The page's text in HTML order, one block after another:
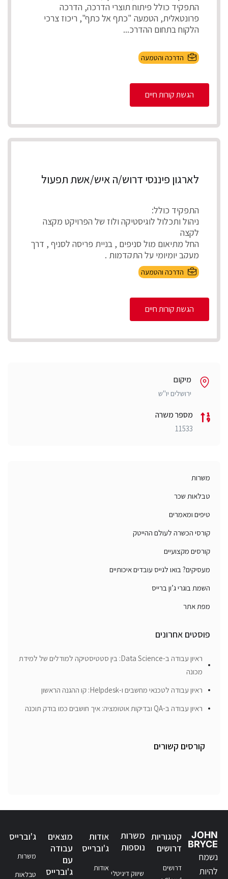
התפקיד כולל פיתוח תוצרי הדרכה, הדרכה
פרונטאלית, הטמעה "כתף אל כתף", ריכוז צרכי
הלקוח בתחום ההדרכ...
הדרכה והטמעה
הגשת קורות חיים
לארגון פיננסי דרוש/ה איש/אשת תפעול
התפקיד כולל:
ניהול ותכלול לוגיסטיקה ולוז של הפרויקט מקצה
לקצה
החל מתיאום מול סניפים , בניית פריסה לסניף , דרך
מעקב יומיומי על התקדמות .
...
הדרכה והטמעה
הגשת קורות חיים
מיקום
ירושלים יו"ש
מספר משרה
11533
משרות
טבלאות שכר
טיפים ומאמרים
קורסי הכשרה לעולם ההייטק
קורסים מקצועיים
מעסיקים? בואו לגייס עובדים איכותיים
השמת בוגרי ג’ון ברייס
מפת אתר
פוסטים אחרונים
ראיון עבודה ב-Data Science: בין סטטיסטיקה למודלים של למידת
מכונה
ראיון עבודה לטכנאי מחשבים ו-Helpdesk: קו ההגנה הראשון
ראיון עבודה ב-QA ובדיקות אוטומציה: איך חושבים כמו בודק תוכנה
קורסים קשורים
JOHN
BRYCE
נשמח
להיות
קטגוריות
דרושים
דרושים
משרות
נוספות
שיווק דיגיטלי
אודות
ג'וברייס
אודות
מוצאים
עבודה
עם
ג'וברייס
ג'וברייס
משרות
טבלאות